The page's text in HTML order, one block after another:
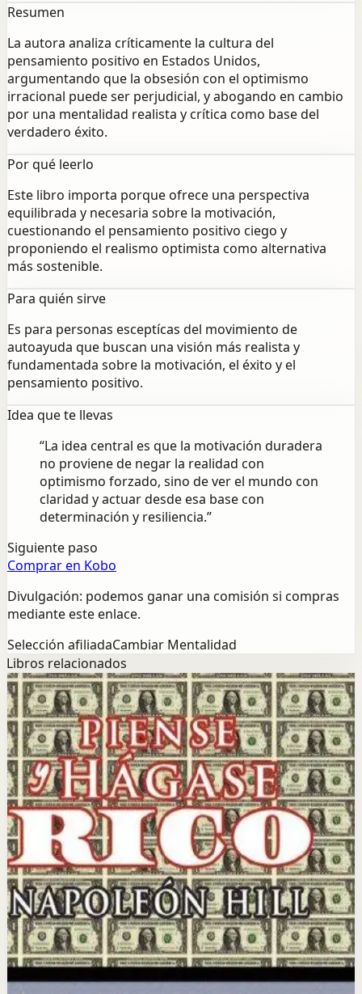
Resumen
La autora analiza críticamente la cultura del
pensamiento positivo en Estados Unidos,
argumentando que la obsesión con el optimismo
irracional puede ser perjudicial, y abogando en cambio
por una mentalidad realista y crítica como base del
verdadero éxito.
Por qué leerlo
Este libro importa porque ofrece una perspectiva
equilibrada y necesaria sobre la motivación,
cuestionando el pensamiento positivo ciego y
proponiendo el realismo optimista como alternativa
más sostenible.
Para quién sirve
Es para personas esceptícas del movimiento de
autoayuda que buscan una visión más realista y
fundamentada sobre la motivación, el éxito y el
pensamiento positivo.
Idea que te llevas
“La idea central es que la motivación duradera
no proviene de negar la realidad con
optimismo forzado, sino de ver el mundo con
claridad y actuar desde esa base con
determinación y resiliencia.”
Siguiente paso
Comprar en Kobo
Divulgación: podemos ganar una comisión si compras
mediante este enlace.
Selección afiliadaCambiar Mentalidad
Libros relacionados
ExitoMentalidad
Piense y hágase rico
Napoleon Hill
Napoleon Hill analizó durante más de 20 años los
hábitos y pensamientos de los hombres más exitosos de
su época para identificar los principios universales del
éxito financiero y personal.
Por qué importa
Este libro importa porque revela los principios mentales
y emocionales que separan a las personas exitosas de
las demás, con una metodología clara y aplicable.
Para quién es